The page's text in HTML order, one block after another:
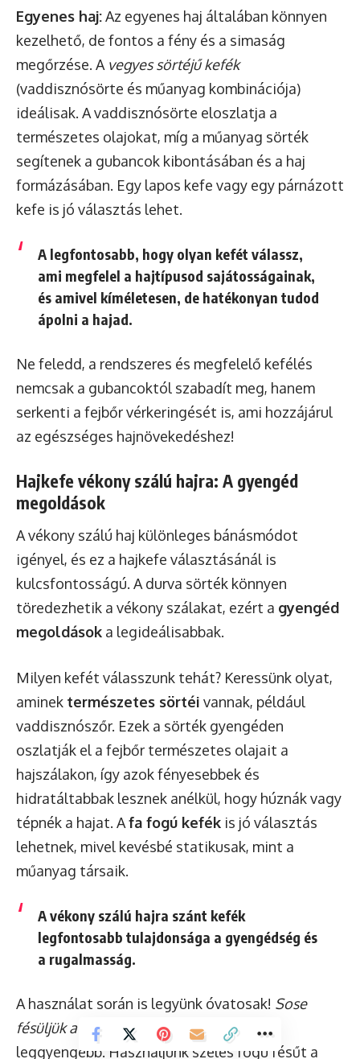
Egyenes haj:Az egyenes haj általában könnyen
kezelhető, de fontos a fény és a simaság
megőrzése. A vegyes sörtéjű kefék
(vaddisznósörte és műanyag kombinációja)
ideálisak. A vaddisznósörte eloszlatja a
természetes olajokat, míg a műanyag sörték
segítenek a gubancok kibontásában és a haj
formázásában. Egy lapos kefe vagy egy párnázott
kefe is jó választás lehet.
A legfontosabb, hogy olyan kefét válassz,
ami megfelel a hajtípusod sajátosságainak,
és amivel kíméletesen, de hatékonyan tudod
ápolni a hajad.
Ne feledd, a rendszeres és megfelelő kefélés
nemcsak a gubancoktól szabadít meg, hanem
serkenti a fejbőr vérkeringését is, ami hozzájárul
az egészséges hajnövekedéshez!
Hajkefe vékony szálú hajra: A gyengéd
megoldások
A vékony szálú haj különleges bánásmódot
igényel, és ez a hajkefe választásánál is
kulcsfontosságú. A durva sörték könnyen
töredezhetik a vékony szálakat, ezért a gyengéd
megoldások a legideálisabbak.
Milyen kefét válasszunk tehát? Keressünk olyat,
aminek természetes sörtéi vannak, például
vaddisznószőr. Ezek a sörték gyengéden
oszlatják el a fejbőr természetes olajait a
hajszálakon, így azok fényesebbek és
hidratáltabbak lesznek anélkül, hogy húznák vagy
tépnék a hajat. Afa fogú kefék is jó választás
lehetnek, mivel kevésbé statikusak, mint a
műanyag társaik.
A vékony szálú hajra szánt kefék
legfontosabb tulajdonsága a gyengédség és
a rugalmasság.
A használat során is legyünk óvatosak! Sose
fésüljük a hajat vizesen, mert ilyenkor a
leggyengébb. Használjunk széles fogú fésűt a